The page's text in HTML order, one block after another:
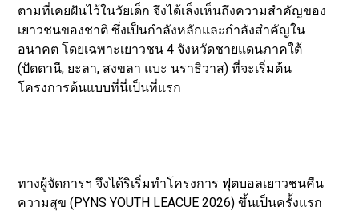
ตามที่เคยฝันไว้ในวัยเด็ก จึงได้เล็งเห็นถึงความสำคัญของ
เยาวชนของชาติ ซึ่งเป็นกำลังหลักและกำลังสำคัญใน
อนาคต โดยเฉพาะเยาวชน 4 จังหวัดชายแดนภาคใต้
(ปัตตานี, ยะลา, สงขลา แบะ นราธิวาส) ที่จะเริ่มต้น
โครงการต้นแบบที่นี่เป็นที่แรก
ทางผู้จัดการฯ จึงได้ริเริ่มทำโครงการ ฟุตบอลเยาวชนคืน
ความสุข (PYNS YOUTH LEACUE 2026) ขึ้นเป็นครั้งแรก